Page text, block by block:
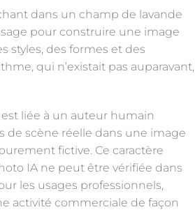
dans un champ de lavande
pour construire une image
styles, des formes et des
qui n’existait pas auparavant,
liée à un auteur humain
de scène réelle dans une image
fictive. Ce caractère
IA ne peut être vérifiée dans
les usages professionnels,
activité commerciale de façon